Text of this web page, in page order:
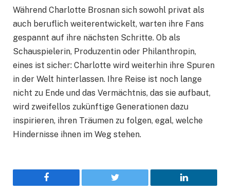
Während Charlotte Brosnan sich sowohl privat als
auch beruflich weiterentwickelt, warten ihre Fans
gespannt auf ihre nächsten Schritte. Ob als
Schauspielerin, Produzentin oder Philanthropin,
eines ist sicher: Charlotte wird weiterhin ihre Spuren
in der Welt hinterlassen. Ihre Reise ist noch lange
nicht zu Ende und das Vermächtnis, das sie aufbaut,
wird zweifellos zukünftige Generationen dazu
inspirieren, ihren Träumen zu folgen, egal, welche
Hindernisse ihnen im Weg stehen.
Facebook Twitter LinkedIn